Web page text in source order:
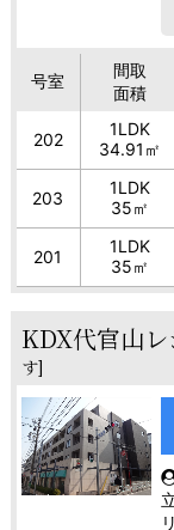
号室
間取
面積
202
1LDK
34.91㎡
203
1LDK
35㎡
201
1LDK
35㎡
KDX代官山レ
す]